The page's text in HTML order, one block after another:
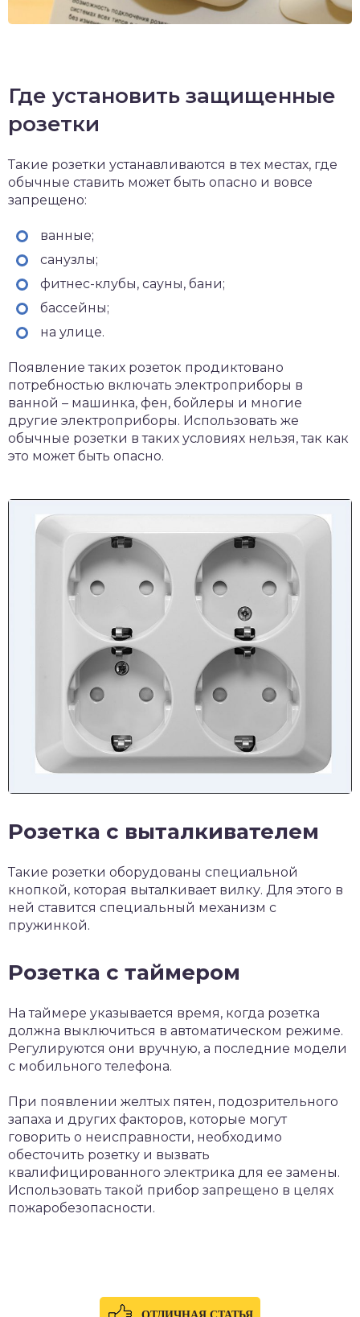
Где установить защищенные
розетки
Такие розетки устанавливаются в тех местах, где
обычные ставить может быть опасно и вовсе
запрещено:
ванные;
санузлы;
фитнес-клубы, сауны, бани;
бассейны;
на улице.
Появление таких розеток продиктовано
потребностью включать электроприборы в
ванной – машинка, фен, бойлеры и многие
другие электроприборы. Использовать же
обычные розетки в таких условиях нельзя, так как
это может быть опасно.
Розетка с выталкивателем
Такие розетки оборудованы специальной
кнопкой, которая выталкивает вилку. Для этого в
ней ставится специальный механизм с
пружинкой.
Розетка с таймером
На таймере указывается время, когда розетка
должна выключиться в автоматическом режиме.
Регулируются они вручную, а последние модели
с мобильного телефона.
При появлении желтых пятен, подозрительного
запаха и других факторов, которые могут
говорить о неисправности, необходимо
обесточить розетку и вызвать
квалифицированного электрика для ее замены.
Использовать такой прибор запрещено в целях
пожаробезопасности.